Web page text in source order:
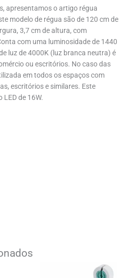
apresentamos o artigo régua
modelo de régua são de 120 cm de
3,7 cm de altura, com
com uma luminosidade de 1440
luz de 4000K (luz branca neutra) é
ou escritórios. No caso das
em todos os espaços com
escritórios e similares. Este
de 16W.